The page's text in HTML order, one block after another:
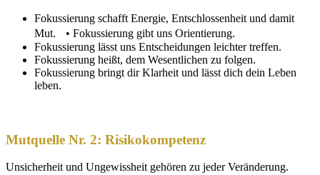
Fokussierung schafft Energie, Entschlossenheit und damit
Mut. • Fokussierung gibt uns Orientierung.
Fokussierung lässt uns Entscheidungen leichter treffen.
Fokussierung heißt, dem Wesentlichen zu folgen.
Fokussierung bringt dir Klarheit und lässt dich dein Leben
leben.
Mutquelle Nr. 2: Risikokompetenz
Unsicherheit und Ungewissheit gehören zu jeder Veränderung.